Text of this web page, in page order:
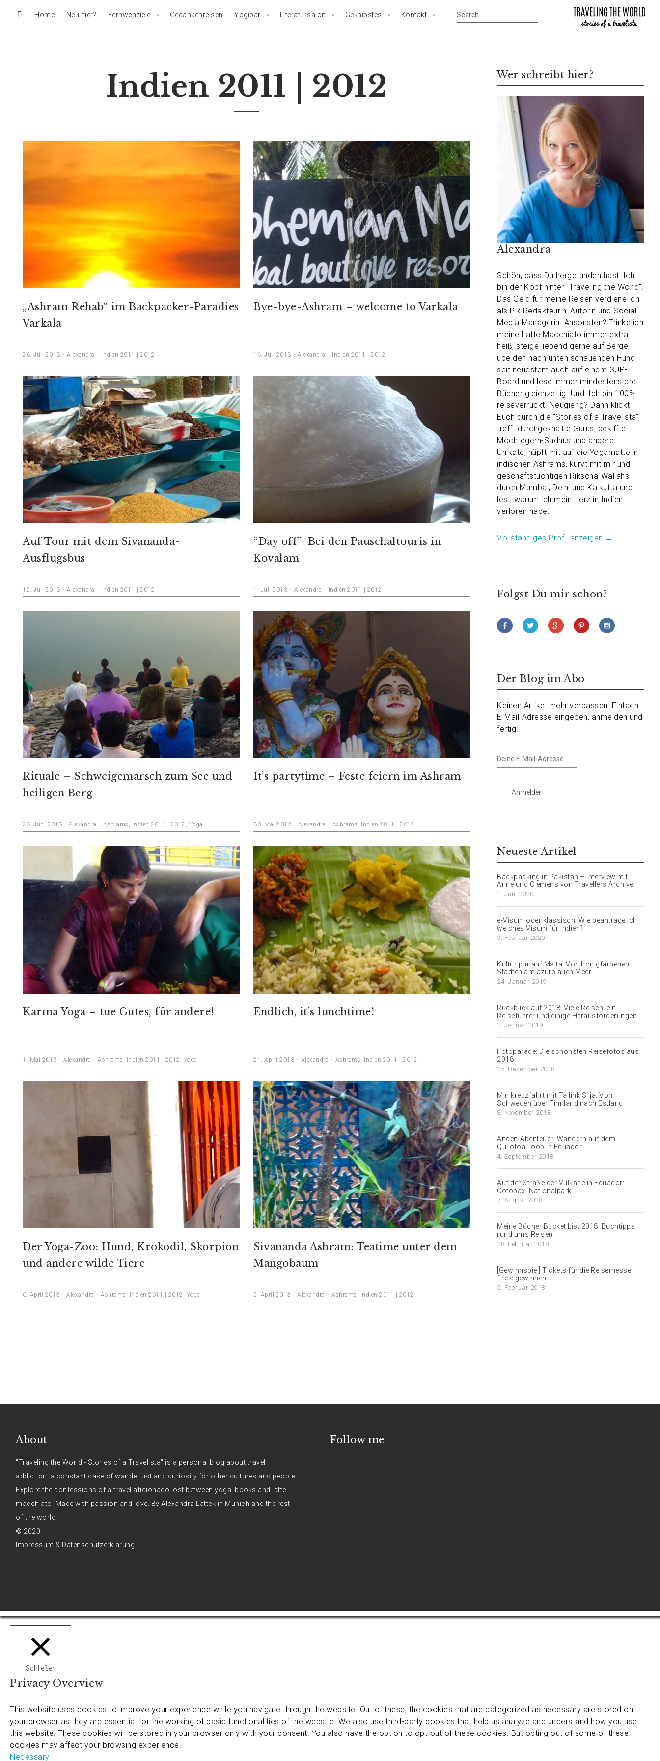
Home Neu hier? Fernwehziele Gedankenreisen Yogibar Literatursalon Geknipstes Kontakt
Indien 2011 | 2012
„Ashram Rehab“ im Backpacker-Paradies
Varkala
26. Juli 2013 Alexandra Indien 2011 | 2012
Bye-bye-Ashram – welcome to Varkala
16. Juli 2013 Alexandra Indien 2011 | 2012
Auf Tour mit dem Sivananda-
Ausflugsbus
12. Juli 2013 Alexandra Indien 2011 | 2012
“Day off”: Bei den Pauschaltouris in
Kovalam
1. Juli 2013 Alexandra Indien 2011 | 2012
Rituale – Schweigemarsch zum See und
heiligen Berg
23. Juni 2013 Alexandra Ashrams , Indien 2011 | 2012 , Yoga
It’s partytime – Feste feiern im Ashram
30. Mai 2013 Alexandra Ashrams, Indien 2011 | 2012
Karma Yoga – tue Gutes, für andere!
1. Mai 2013 Alexandra Ashrams Indien 2011 | 2012 Yoga
Endlich, it’s lunchtime!
21. April 2013 Alexandra Ashrams Indien 2011 | 2012
Der Yoga-Zoo: Hund, Krokodil, Skorpion
und andere wilde Tiere
6. April 2013 Alexandra Ashrams Indien 2011 | 2012 Yoga
Sivananda Ashram: Teatime unter dem
Mangobaum
5. April 2013 Alexandra Ashrams Indien 2011 | 2012
Wer schreibt hier?
Alexandra
Schön, dass Du hergefunden hast! Ich
bin der Kopf hinter "Traveling the World".
Das Geld für meine Reisen verdiene ich
als PR-Redakteurin, Autorin und Social
Media Managerin. Ansonsten? Trinke ich
meine Latte Macchiato immer extra
heiß, steige liebend gerne auf Berge,
übe den nach unten schauenden Hund
seit neuestem auch auf einem SUP-
Board und lese immer mindestens drei
Bücher gleichzeitig. Und: Ich bin 100%
reiseverrückt. Neugierig? Dann klickt
Euch durch die "Stories of a Travelista",
trefft durchgeknallte Gurus, bekiffte
Möchtegern-Sadhus und andere
Unikate, hüpft mit auf die Yogamatte in
indischen Ashrams, kurvt mit mir und
geschäftstüchtigen Rikscha-Wallahs
durch Mumbai, Delhi und Kalkutta und
lest, warum ich mein Herz in Indien
verloren habe.
Vollständiges Profil anzeigen →
Folgst Du mir schon?
Der Blog im Abo
Keinen Artikel mehr verpassen: Einfach
E-Mail-Adresse eingeben, anmelden und
fertig!
Deine
E-
Adresse
Anmelden
Neueste Artikel
Backpacking in Pakistan – Interview mit
Anne und Clemens von Travellers Archive
1. Juni 2020
e-Visum oder klassisch: Wie beantrage ich
welches Visum für Indien?
9. Februar 2020
Kultur pur auf Malta: Von honigfarbenen
Städten am azurblauen Meer
24. Januar 2019
Rückblick auf 2018: Viele Reisen, ein
Reiseführer und einige Herausforderungen
2. Januar 2019
Fotoparade: Die schönsten Reisefotos aus
2018
25. Dezember 2018
Minikreuzfahrt mit Tallink Silja: Von
Schweden über Finnland nach Estland
3. November 2018
Anden-Abenteuer: Wandern auf dem
Quilotoa Loop in Ecuador
4. September 2018
Auf der Straße der Vulkane in Ecuador:
Cotopaxi Nationalpark
7. August 2018
Meine Bücher Bucket List 2018: Buchtipps
rund ums Reisen
28. Februar 2018
[Gewinnspiel] Tickets für die Reisemesse
f.re.e gewinnen
5. Februar 2018
About
"Traveling the World - Stories of a Travelista" is a personal blog about travel
addiction, a constant case of wanderlust and curiosity for other cultures and people.
Explore the confessions of a travel aficionado lost between yoga, books and latte
macchiato. Made with passion and love. By Alexandra Lattek in Munich and the rest
of the world.
© 2020
Impressum & Datenschutzerklärung
Follow me
Schließen
Privacy Overview
This website uses cookies to improve your experience while you navigate through the website. Out of these, the cookies that are categorized as necessary are stored on
your browser as they are essential for the working of basic functionalities of the website. We also use third-party cookies that help us analyze and understand how you use
this website. These cookies will be stored in your browser only with your consent. You also have the option to opt-out of these cookies. But opting out of some of these
cookies may affect your browsing experience.
Necessary